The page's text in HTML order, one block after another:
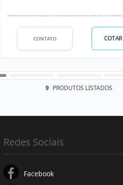
CONTATO COTAR
9 PRODUTOS LISTADOS
Redes Sociais
Facebook